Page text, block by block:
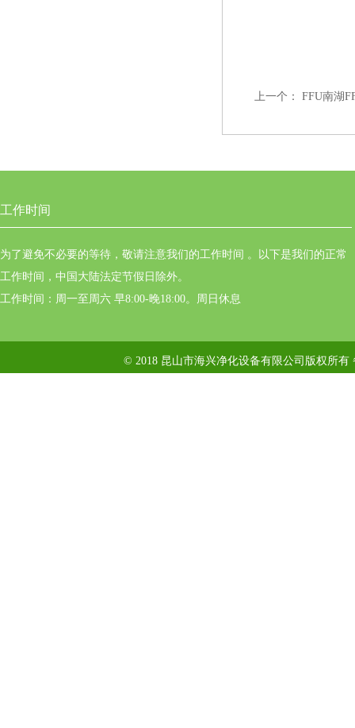
上一个： FFU南湖
工作时间
为了避免不必要的等待，敬请注意我们的工作时间 。以下是我们的正常
工作时间，中国大陆法定节假日除外。
工作时间：周一至周六 早8:00-晚18:00。周日休息
© 2018 昆山市海兴净化设备有限公司版权所有